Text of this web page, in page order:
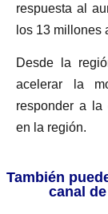
respuesta al
los 13 millones
Desde la
acelerar la
responder a la
en la región.
También
canal